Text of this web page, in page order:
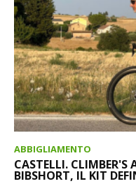
ABBIGLIAMENTO
CASTELLI. CLIMBER'S
BIBSHORT, IL KIT